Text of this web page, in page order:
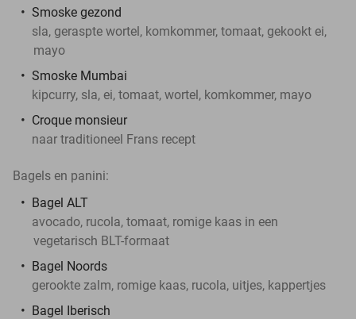
Smoske gezond
sla, geraspte wortel, komkommer, tomaat, gekookt ei,
mayo
Smoske Mumbai
kipcurry, sla, ei, tomaat, wortel, komkommer, mayo
Croque monsieur
naar traditioneel Frans recept
Bagels en panini:
Bagel ALT
avocado, rucola, tomaat, romige kaas in een
vegetarisch BLT-formaat
Bagel Noords
gerookte zalm, romige kaas, rucola, uitjes, kappertjes
Bagel Iberisch